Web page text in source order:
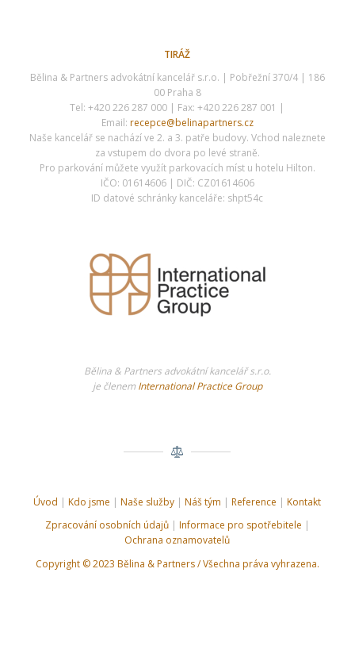
TIRÁŽ
Bělina & Partners advokátní kancelář s.r.o. | Pobřežní 370/4 | 186
00 Praha 8
Tel: +420 226 287 000 | Fax: +420 226 287 001 |
Email: recepce@belinapartners.cz
Naše kancelář se nachází ve 2. a 3. patře budovy. Vchod naleznete
za vstupem do dvora po levé straně.
Pro parkování můžete využít parkovacích míst u hotelu Hilton.
IČO: 01614606 | DIČ: CZ01614606
ID datové schránky kanceláře: shpt54c
Bělina & Partners advokátní kancelář s.r.o.
je členem International Practice Group
Úvod | Kdo jsme | Naše služby | Náš tým | Reference | Kontakt
Zpracování osobních údajů| Informace pro spotřebitele |
Ochrana oznamovatelů
Copyright © 2023 Bělina & Partners / Všechna práva vyhrazena.